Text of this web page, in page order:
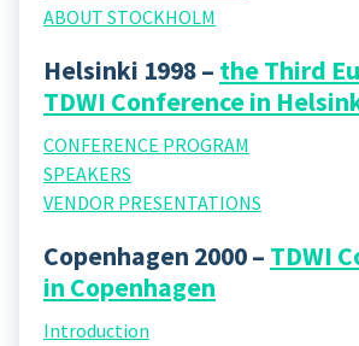
ABOUT STOCKHOLM
Helsinki 1998 – the Third
TDWI Conference in
CONFERENCE PROGRAM
SPEAKERS
VENDOR PRESENTATIONS
Copenhagen 2000 – TDWI
in Copenhagen
Introduction